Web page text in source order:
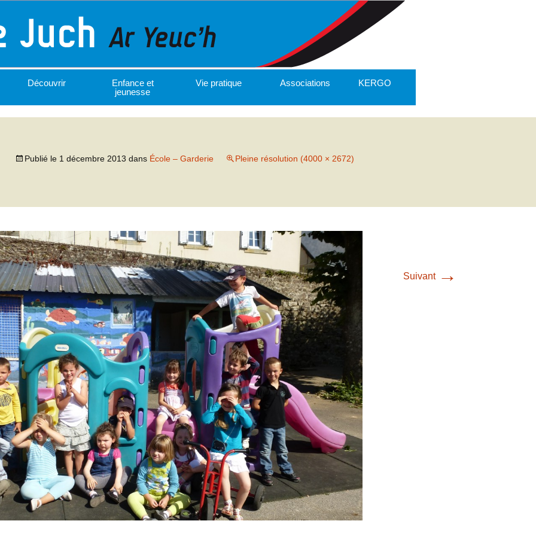
Découvrir
Enfance et
jeunesse
Vie pratique Associations KERGO
Publié le 1 décembre 2013 dans École – Garderie Pleine résolution (4000 × 2672)
Suivant →